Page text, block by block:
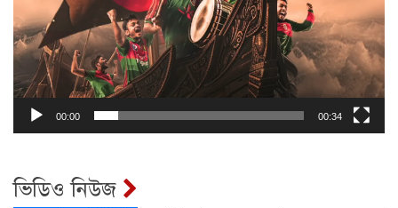
00:00 00:34
ভিডিও নিউজ